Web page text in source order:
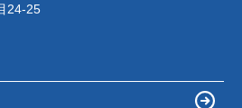
24-25